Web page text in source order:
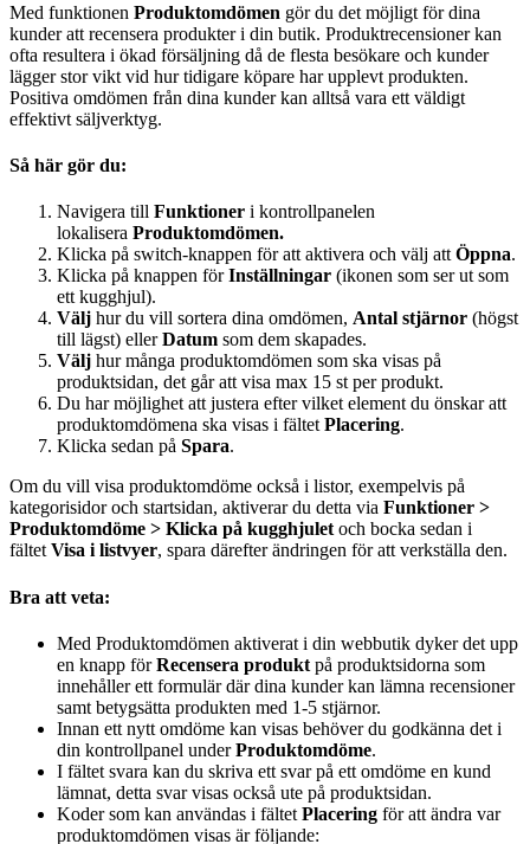
Med funktionen Produktomdömen gör du det möjligt för dina
kunder att recensera produkter i din butik. Produktrecensioner kan
ofta resultera i ökad försäljning då de flesta besökare och kunder
lägger stor vikt vid hur tidigare köpare har upplevt produkten.
Positiva omdömen från dina kunder kan alltså vara ett väldigt
effektivt säljverktyg.
Så här gör du:
Navigera till Funktioner i kontrollpanelen
lokalisera Produktomdömen.
Klicka på switch-knappen för att aktivera och välj attÖppna.
Klicka på knappen förInställningar (ikonen som ser ut som
ett kugghjul).
Välj hur du vill sortera dina omdömen, Antal stjärnor (högst
till lägst) ellerDatum som dem skapades.
Välj hur många produktomdömen som ska visas på
produktsidan, det går att visa max 15 st per produkt.
Du har möjlighet att justera efter vilket element du önskar att
produktomdömena ska visas i fältetPlacering.
Klicka sedan på Spara.
Om du vill visa produktomdöme också i listor, exempelvis på
kategorisidor och startsidan, aktiverar du detta via Funktioner >
Produktomdöme > Klicka på kugghjuletoch bocka sedan i
fältetVisa i listvyer, spara därefter ändringen för att verkställa den.
Bra att veta:
Med Produktomdömen aktiverat i din webbutik dyker det upp
en knapp förRecensera produkt på produktsidorna som
innehåller ett formulär där dina kunder kan lämna recensioner
samt betygsätta produkten med 1-5 stjärnor.
Innan ett nytt omdöme kan visas behöver du godkänna det i
din kontrollpanel underProduktomdöme.
I fältet svara kan du skriva ett svar på ett omdöme en kund
lämnat, detta svar visas också ute på produktsidan.
Koder som kan användas i fältet Placering för att ändra var
produktomdömen visas är följande: